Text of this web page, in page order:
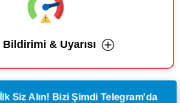
& Uyarısı
Siz Alın! Bizi Şimdi Telegram'da